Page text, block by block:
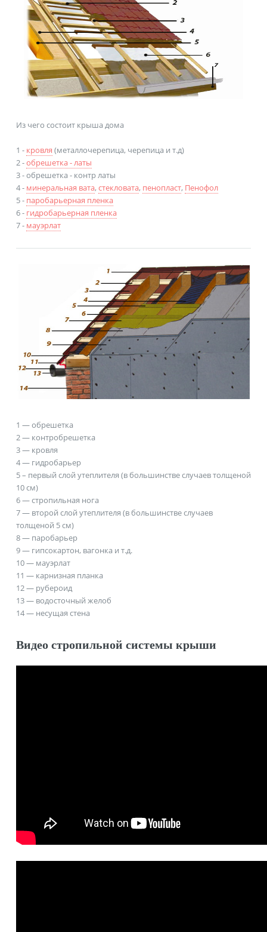
Из чего состоит крыша дома
1 - кровля (металлочерепица, черепица и т.д)
2-обрешетка - латы
3- обрешетка - контр латы
4- минеральная вата, стекловата, пенопласт, Пенофол
5- паробарьерная пленка
6- гидробарьерная пленка
7- мауэрлат
1 — обрешетка
2— контробрешетка
3— кровля
4— гидробарьер
5– первый слой утеплителя (в большинстве случаев толщеной
10 см)
6— стропильная нога
7— второй слой утеплителя (в большинстве случаев
толщеной 5 см)
8— паробарьер
9— гипсокартон, вагонка и т.д.
10— мауэрлат
11 — карнизная планка
12— рубероид
13— водосточный желоб
14— несущая стена
Видео стропильной системы крыши